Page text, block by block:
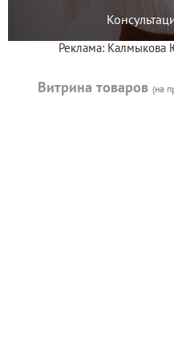
Реклама:
Витрина товаров (на